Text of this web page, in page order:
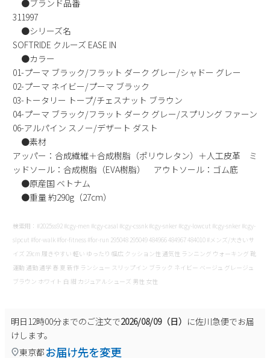
●ブランド品番
311997
●シリーズ名
SOFTRIDE クルーズ EASE IN
●カラー
01-プーマ ブラック/フラット ダーク グレー/シャドー グレー
02-プーマ ネイビー/プーマ ブラック
03-トータリー トープ/チェスナット ブラウン
04-プーマ ブラック/フラット ダーク グレー/スプリング ファーン
06-アルパイン スノー/デザート ダスト
●素材
アッパー：合成繊維＋合成樹脂（ポリウレタン）＋人工皮革 ミ
ッドソール：合成樹脂（EVA樹脂） アウトソール：ゴム底
●原産国 ベトナム
●重量 約290g（27cm）
検索用：#2025ss92 #cgy-men #cgy-casal #cgy-cssnk #cgy-snker #cgy-lowcut #cgy-snker #cgy-
slpcut #for-walk #for-fitness #for-run 295048 295049 484966 484967 484010 #メンズ/大きいサ
イズ 29cm 履きやすい 軽い ゆったり 幅広 クッション性 通気性 ランニング ウォーキング 靴
運動 通勤 通学 春 夏 新作 ランシュー スリップイン ブラック ネイビー ベージュ グレージュ
ブラウン ホワイト 白 紺 カジュアルシューズ 男性 女性
明日12時00分までのご注文で2026/08/09（日） に佐川急便でお届
けします。
東京都 お届け先を変更